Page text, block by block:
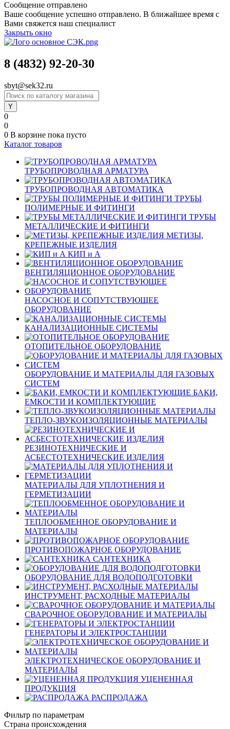
Сообщение отправлено
Ваше сообщение успешно отправлено. В ближайшее время с
Вами свяжется наш специалист
Закрыть окно
8 (4832) 92-20-30
sbyt@sek32.ru
0
0
0 В корзине пока пусто
Каталог товаров
ТРУБОПРОВОДНАЯ АРМАТУРА
ТРУБОПРОВОДНАЯ АВТОМАТИКА
ТРУБЫ
ПОЛИМЕРНЫЕ И ФИТИНГИ
ТРУБЫ
МЕТАЛЛИЧЕСКИЕ И ФИТИНГИ
МЕТИЗЫ,
КРЕПЕЖНЫЕ ИЗДЕЛИЯ
КИП и А
ВЕНТИЛЯЦИОННОЕ ОБОРУДОВАНИЕ
НАСОСНОЕ И СОПУТСТВУЮЩЕЕ
ОБОРУДОВАНИЕ
КАНАЛИЗАЦИОННЫЕ СИСТЕМЫ
ОТОПИТЕЛЬНОЕ ОБОРУДОВАНИЕ
ОБОРУДОВАНИЕ И МАТЕРИАЛЫ ДЛЯ ГАЗОВЫХ
СИСТЕМ
БАКИ,
ЕМКОСТИ И КОМПЛЕКТУЮЩИЕ
ТЕПЛО-ЗВУКОИЗОЛЯЦИОННЫЕ МАТЕРИАЛЫ
РЕЗИНОТЕХНИЧЕСКИЕ И
АСБЕСТОТЕХНИЧЕСКИЕ ИЗДЕЛИЯ
МАТЕРИАЛЫ ДЛЯ УПЛОТНЕНИЯ И
ГЕРМЕТИЗАЦИИ
ТЕПЛООБМЕННОЕ ОБОРУДОВАНИЕ И
МАТЕРИАЛЫ
ПРОТИВОПОЖАРНОЕ ОБОРУДОВАНИЕ
САНТЕХНИКА
ОБОРУДОВАНИЕ ДЛЯ ВОДОПОДГОТОВКИ
ИНСТРУМЕНТ, РАСХОДНЫЕ МАТЕРИАЛЫ
СВАРОЧНОЕ ОБОРУДОВАНИЕ И МАТЕРИАЛЫ
ГЕНЕРАТОРЫ И ЭЛЕКТРОСТАНЦИИ
ЭЛЕКТРОТЕХНИЧЕСКОЕ ОБОРУДОВАНИЕ И
МАТЕРИАЛЫ
УЦЕНЕННАЯ
ПРОДУКЦИЯ
РАСПРОДАЖА
Фильтр по параметрам
Страна происхождения